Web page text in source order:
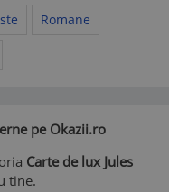
Romane
pe Okazii.ro
Carte de lux Jules
tine.